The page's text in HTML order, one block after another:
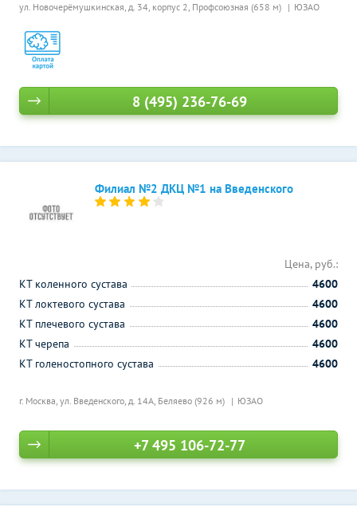
ул. Новочерёмушкинская, д. 34, корпус 2, Профсоюзная (658 м) ЮЗАО
8 (495) 236-76-69
Филиал №2 ДКЦ №1 на Введенского
г. Москва, ул. Введенского, д. 14А, Беляево (926 м) ЮЗАО
Цена, руб.:
КТ коленного сустава
4600
КТ локтевого сустава
4600
КТ плечевого сустава
4600
КТ черепа
4600
КТ голеностопного сустава
4600
+7 495 106-72-77